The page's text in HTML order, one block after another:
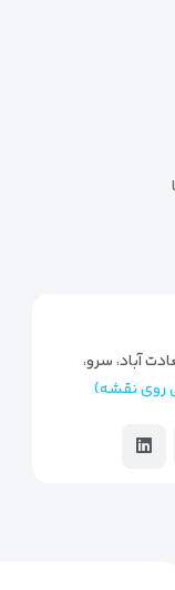
/ تهران، سعادت آباد، سرو،
روی نقشه)